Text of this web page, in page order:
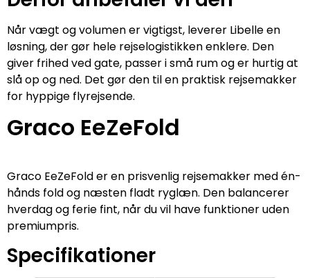
Når vægt og volumen er vigtigst, leverer Libelle en
løsning, der gør hele rejselogistikken enklere. Den
giver frihed ved gate, passer i små rum og er hurtig at
slå op og ned. Det gør den til en praktisk rejsemakker
for hyppige flyrejsende.
Graco EeZeFold
Graco EeZeFold er en prisvenlig rejsemakker med én-
hånds fold og næsten fladt ryglæn. Den balancerer
hverdag og ferie fint, når du vil have funktioner uden
premiumpris.
Specifikationer